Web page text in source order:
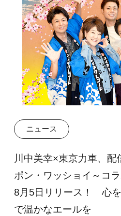
ニュース
川中美幸×東京力車、配
ポン・ワッショイ～コ
8月5日リリース！ 心
で温かなエールを